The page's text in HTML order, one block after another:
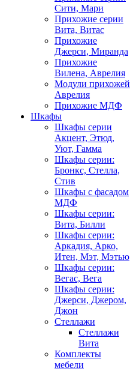
Сити, Мари
Прихожие серии
Вита, Витас
Прихожие
Джерси, Миранда
Прихожие
Вилена, Аврелия
Модули прихожей
Аврелия
Прихожие МДФ
Шкафы
Шкафы серии
Акцент, Этюд,
Уют, Гамма
Шкафы серии:
Бронкс, Стелла,
Стив
Шкафы с фасадом
МДФ
Шкафы серии:
Вита, Билли
Шкафы серии:
Аркадия, Арко,
Итен, Мэт, Мэтью
Шкафы серии:
Вегас, Вега
Шкафы серии:
Джерси, Джером,
Джон
Стеллажи
Стеллажи
Вита
Комплекты
мебели